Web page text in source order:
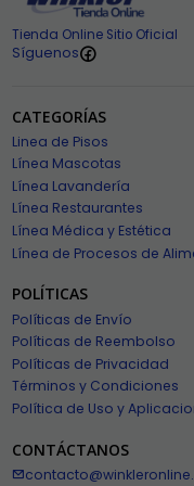
Tienda Online Sitio Oficial
Síguenos
CATEGORÍAS
Linea de Pisos
Línea Mascotas
Línea Lavandería
Línea Restaurantes
Línea Médica y Estética
Línea de Procesos de
POLÍTICAS
Políticas de Envío
Políticas de Reembolso
Políticas de Privacidad
Términos y Condiciones
Política de Uso y
CONTÁCTANOS